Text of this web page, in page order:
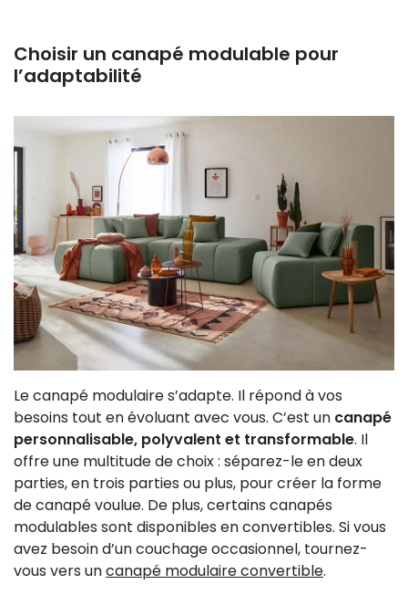
Choisir un canapé modulable pour
l’adaptabilité
Le canapé modulaire s’adapte. Il répond à vos
besoins tout en évoluant avec vous. C’est un canapé
personnalisable, polyvalent et transformable. Il
offre une multitude de choix : séparez-le en deux
parties, en trois parties ou plus, pour créer la forme
de canapé voulue. De plus, certains canapés
modulables sont disponibles en convertibles. Si vous
avez besoin d’un couchage occasionnel, tournez-
vous vers uncanapé modulaire convertible.